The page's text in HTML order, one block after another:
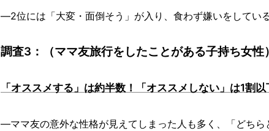
―2位には「大変・面倒そう」が入り、食わず嫌いをしてい
調査3：（ママ友旅行をしたことがある子持ち女
「オススメする」は約半数！「オススメしない」は1割以
―ママ友の意外な性格が見えてしまった人も多く、「どちら